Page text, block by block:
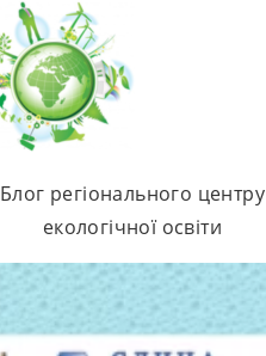
Блог регіонального центру
екологічної освіти